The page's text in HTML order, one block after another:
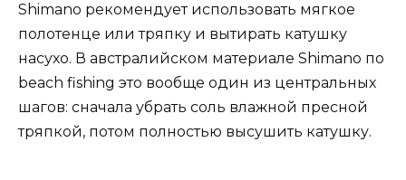
Shimano рекомендует использовать мягкое
полотенце или тряпку и вытирать катушку
насухо. В австралийском материале Shimano по
beach fishing это вообще один из центральных
шагов: сначала убрать соль влажной пресной
тряпкой, потом полностью высушить катушку.